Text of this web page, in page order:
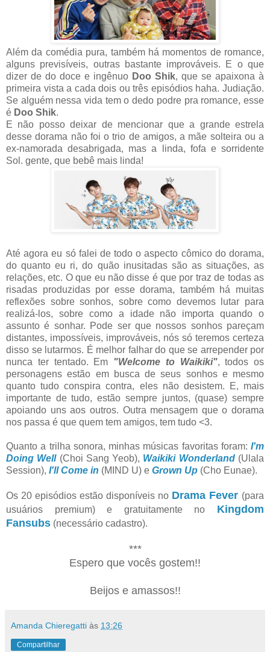
Além da comédia pura, também há momentos de romance,
alguns previsíveis, outras bastante improváveis. E o que
dizer de do doce e ingênuo Doo Shik, que se apaixona à
primeira vista a cada dois ou três episódios haha. Judiação.
Se alguém nessa vida tem o dedo podre pra romance, esse
é Doo Shik.
E não posso deixar de mencionar que a grande estrela
desse dorama não foi o trio de amigos, a mãe solteira ou a
ex-namorada desabrigada, mas a linda, fofa e sorridente
Sol. gente, que bebê mais linda!
Até agora eu só falei de todo o aspecto cômico do dorama,
do quanto eu ri, do quão inusitadas são as situações, as
relações, etc. O que eu não disse é que por traz de todas as
risadas produzidas por esse dorama, também há muitas
reflexões sobre sonhos, sobre como devemos lutar para
realizá-los, sobre como a idade não importa quando o
assunto é sonhar. Pode ser que nossos sonhos pareçam
distantes, impossíveis, improváveis, nós só teremos certeza
disso se lutarmos. É melhor falhar do que se arrepender por
nunca ter tentado. Em "Welcome to Waikiki", todos os
personagens estão em busca de seus sonhos e mesmo
quanto tudo conspira contra, eles não desistem. E, mais
importante de tudo, estão sempre juntos, (quase) sempre
apoiando uns aos outros. Outra mensagem que o dorama
nos passa é que quem tem amigos, tem tudo <3.
Quanto a trilha sonora, minhas músicas favoritas foram: I'm
Doing Well(Choi Sang Yeob), Waikiki Wonderland(Ulala
Session), I'll Come in (MIND U) e Grown Up (Cho Eunae).
Os 20 episódios estão disponíveis no Drama Fever (para
usuários premium) e gratuitamente no Kingdom
Fansubs (necessário cadastro).
***
Espero que vocês gostem!!
Beijos e amassos!!
Amanda Chieregatti às 13:26
Compartilhar